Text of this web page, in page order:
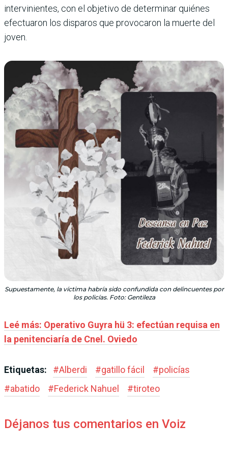
intervinientes, con el objetivo de determinar quiénes
efectuaron los disparos que provocaron la muerte del
joven.
Supuestamente, la víctima habría sido confundida con delincuentes por
los policías. Foto: Gentileza
Leé más: Operativo Guyra hü 3: efectúan requisa en
la penitenciaría de Cnel. Oviedo
Etiquetas: #Alberdi #gatillo fácil #policías
#abatido #Federick Nahuel #tiroteo
Déjanos tus comentarios en Voiz